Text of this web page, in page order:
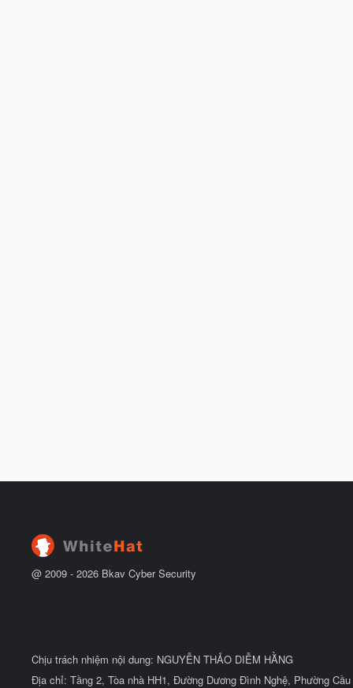
@ 2009 - 2026 Bkav Cyber Security
Chịu trách nhiệm nội dung: NGUYỄN THẢO DIỄM HẰNG
Địa chỉ: Tầng 2, Tòa nhà HH1, Đường Dương Đình Nghệ, Phường